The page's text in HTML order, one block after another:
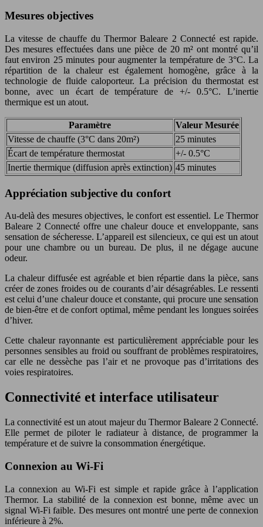
Mesures objectives
La vitesse de chauffe du Thermor Baleare 2 Connecté est rapide.
Des mesures effectuées dans une pièce de 20 m² ont montré qu’il
faut environ 25 minutes pour augmenter la température de 3°C. La
répartition de la chaleur est également homogène, grâce à la
technologie de fluide caloporteur. La précision du thermostat est
bonne, avec un écart de température de +/- 0.5°C. L’inertie
thermique est un atout.
Paramètre
Valeur Mesurée
Vitesse de chauffe (3°C dans 20m²)
25 minutes
Écart de température thermostat
+/- 0.5°C
Inertie thermique (diffusion après extinction) 45 minutes
Appréciation subjective du confort
Au-delà des mesures objectives, le confort est essentiel. Le Thermor
Baleare 2 Connecté offre une chaleur douce et enveloppante, sans
sensation de sécheresse. L’appareil est silencieux, ce qui est un atout
pour une chambre ou un bureau. De plus, il ne dégage aucune
odeur.
La chaleur diffusée est agréable et bien répartie dans la pièce, sans
créer de zones froides ou de courants d’air désagréables. Le ressenti
est celui d’une chaleur douce et constante, qui procure une sensation
de bien-être et de confort optimal, même pendant les longues soirées
d’hiver.
Cette chaleur rayonnante est particulièrement appréciable pour les
personnes sensibles au froid ou souffrant de problèmes respiratoires,
car elle ne dessèche pas l’air et ne provoque pas d’irritations des
voies respiratoires.
Connectivité et interface utilisateur
La connectivité est un atout majeur du Thermor Baleare 2 Connecté.
Elle permet de piloter le radiateur à distance, de programmer la
température et de suivre la consommation énergétique.
Connexion au Wi-Fi
La connexion au Wi-Fi est simple et rapide grâce à l’application
Thermor. La stabilité de la connexion est bonne, même avec un
signal Wi-Fi faible. Des mesures ont montré une perte de connexion
inférieure à 2%.